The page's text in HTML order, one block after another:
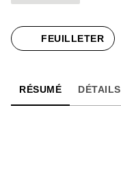
FEUILLETER
RÉSUMÉ DÉTAILS